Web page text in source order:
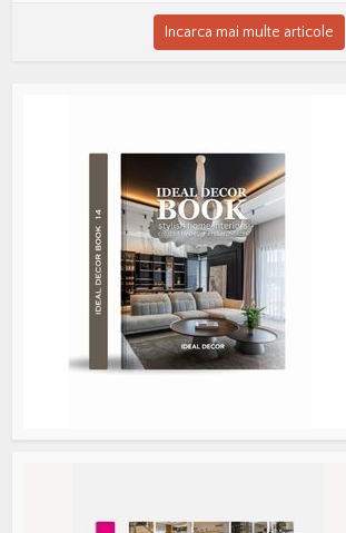
Incarca mai multe articole